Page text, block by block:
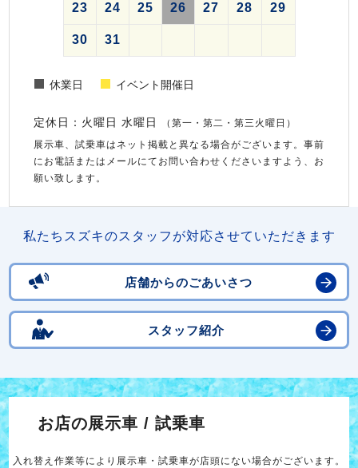
23 24 25 26 27 28 29
30 31
休業日 イベント開催日
定休日：火曜日 水曜日
（第一・第二・第三火曜日）
展示車、試乗車はネット掲載と異なる場合がございます。事前
にお電話またはメールにてお問い合わせくださいますよう、お
願い致します。
私たちスズキのスタッフが対応させていただきます
店舗からのごあいさつ
スタッフ紹介
お店の展示車 / 試乗車
入れ替え作業等により展示車・試乗車が店頭にない場合がございます。